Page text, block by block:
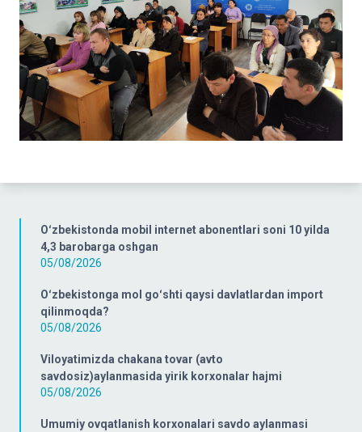
Oʻzbekistonda mobil internet abonentlari soni 10 yilda
4,3 barobarga oshgan
05/08/2026
Oʻzbekistonga mol goʻshti qaysi davlatlardan import
qilinmoqda?
05/08/2026
Viloyatimizda chakana tovar (avto
savdosiz)aylanmasida yirik korxonalar hajmi
05/08/2026
Umumiy ovqatlanish korxonalari savdo aylanmasi